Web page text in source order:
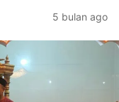
5 bulan ago